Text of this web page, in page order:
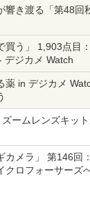
響き渡る「第48回
買う」 1,903点目
デジカメ Watch
薬 in デジカメ
ズームレンズキッ
カメラ」 第146回
クロフォーサーズ